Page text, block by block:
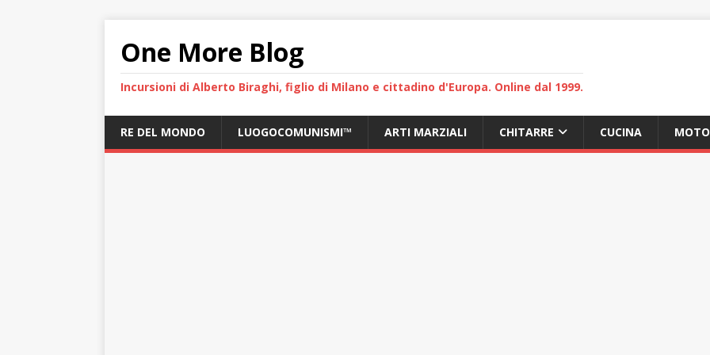
One More Blog
Incursioni di Alberto Biraghi, figlio di Milano e cittadino d'Europa. Online dal 1999.
RE DEL MONDO LUOGOCOMUNISMI™ ARTI MARZIALI CHITARRE CUCINA